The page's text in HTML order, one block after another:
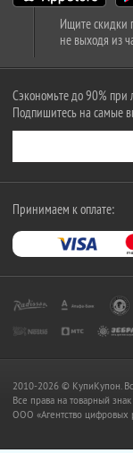
Ищите скидки
не выходя из
Сэкономьте до 90% при
Подпишитесь на самые
Принимаем к оплате:
2010-2026 © КупиКупон.
Все права на товарный
OOO «Агентство